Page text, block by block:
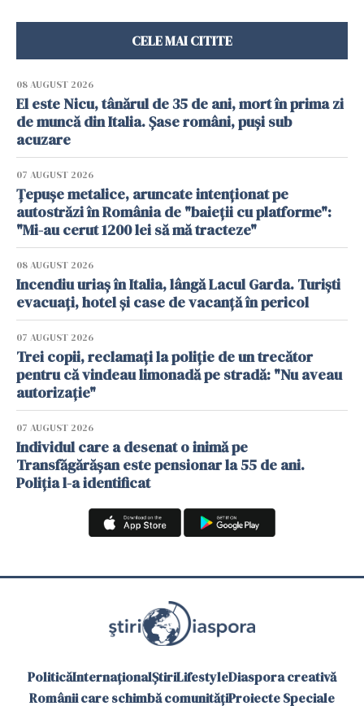
CELE MAI CITITE
08 AUGUST 2026
El este Nicu, tânărul de 35 de ani, mort în prima zi
de muncă din Italia. Șase români, puși sub
acuzare
07 AUGUST 2026
Țepușe metalice, aruncate intenționat pe
autostrăzi în România de "baieții cu platforme":
"Mi-au cerut 1200 lei să mă tracteze"
08 AUGUST 2026
Incendiu uriaș în Italia, lângă Lacul Garda. Turiști
evacuați, hotel și case de vacanță în pericol
07 AUGUST 2026
Trei copii, reclamați la poliție de un trecător
pentru că vindeau limonadă pe stradă: "Nu aveau
autorizație"
07 AUGUST 2026
Individul care a desenat o inimă pe
Transfăgărășan este pensionar la 55 de ani.
Poliția l-a identificat
PoliticăInternaționalȘtiriLifestyleDiaspora creativă
Românii care schimbă comunitățiProiecte Speciale